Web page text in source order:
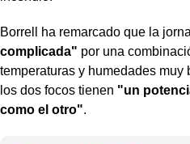
Borrell ha remarcado que la
complicada" por una
temperaturas y humedades
los dos focos tienen "un
como el otro".